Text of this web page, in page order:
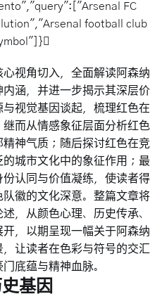
FC
football club
视角切入，全面解读阿森纳
涵，并进一步揭示其深层价
视觉基因谈起，梳理红色在
而从情感象征层面分析红色
神气质；随后探讨红色在竞
城市文化中的象征作用；最
认同与价值凝练，使读者得
徽的文化深意。整篇文章将
，从颜色心理、历史传承、
，以期呈现一幅关于阿森纳
让读者在色彩与符号的交汇
底蕴与精神血脉。
基因